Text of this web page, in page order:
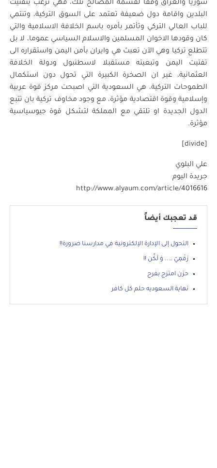
سوريا والعراق وفقا لقسمة المصالح تلك، فهي ترغب بتفتيت
البلدين واقامة دول ضعيفة تعتمد على السوق التركية، وتنتمي
للباب العالي التركي وتأتمر بأمره باسم الخلافة الاسلامية والتي
كان وقودها الاخوان المسلمين والاسلام السياسي عموما، لا بل
تتطلع تركيا وهي الآن تعبث هي وايران بأمن اليمن واستقراره الى
تفتيت اليمن وتبعيته مستقبلا لاسطنبول ودولة الخلافة
العثمانية، غير ان الصخرة الكبيرة التي تحول دون استكمال
الطموحات التركية، هي السعودية التي اصبحت مركز قوة عربية
وإسلامية وقوة اقتصادية مؤثرة، مع وجود مخاوف تركية بان تتبع
الدول الجديدة او تلتقي مع المملكة لتشكل قوة جيوسياسية
مؤثرة.
[divide]
علي البلوي
جريدة اليوم
http://www.alyaum.com/article/4016616
قد تعجبك أيضاً
التحول إلى الإدارة الإلكترونية في مدارسنا ضرورة!!
رَقَمِيّ ….. وَ لَكِّن !!
حزن امتزج بفرح
نهاية السعوديه حلم كل كافر